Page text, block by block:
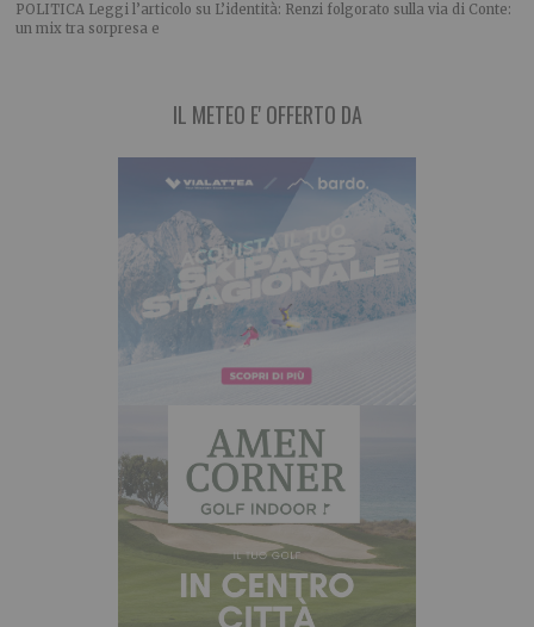
POLITICA Leggi l’articolo su L’identità: Renzi folgorato sulla via di Conte:
un mix tra sorpresa e
IL METEO E' OFFERTO DA